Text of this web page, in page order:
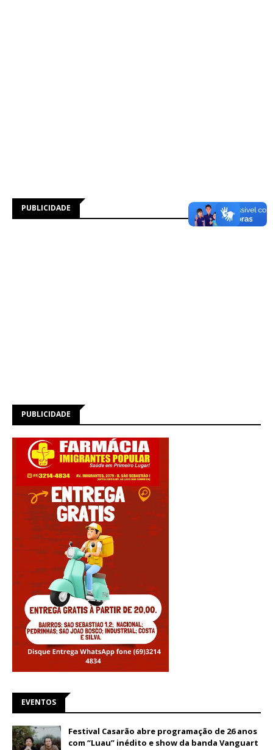
PUBLICIDADE
PUBLICIDADE
EVENTOS
Festival Casarão abre programação de 26 anos
com “Luau” inédito e show da banda Vanguart